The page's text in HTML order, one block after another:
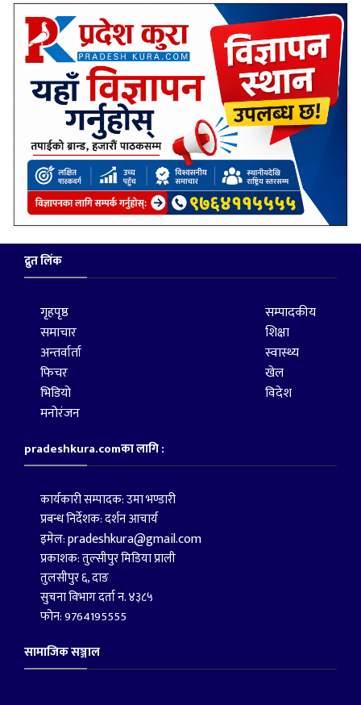
द्रुत लिंक
गृहपृष्ठ
समाचार
अन्तर्वार्ता
फिचर
भिडियो
मनोरंजन
सम्पादकीय
शिक्षा
स्वास्थ्य
खेल
विदेश
pradeshkura.comका लागि :
कार्यकारी सम्पादक: उमा भण्डारी
प्रबन्ध निर्देशक: दर्शन आचार्य
इमेल:pradeshkura@gmail.com
प्रकाशक: तुल्सीपुर मिडिया प्राली
तुलसीपुर ६, दाङ
सुचना विभाग दर्ता न. ४३८५
फोन: 9764195555
सामाजिक सञ्जाल